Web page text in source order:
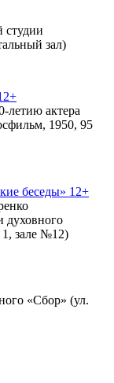
студии
зал)
летию актера
1950, 95
беседы» 12+
духовного
зале №12)
«Сбор» (ул.